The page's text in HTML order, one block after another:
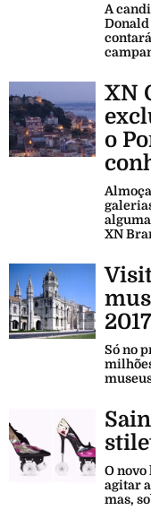
A
XN
o
XN
2017
Só no
O novo
agitar
mas,